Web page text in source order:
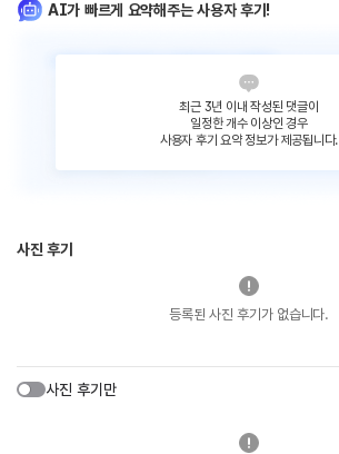
AI가 빠르게 요약해주는 사용자 후기!
최근 3년 이내 작성된 댓글이
일정한 개수 이상인 경우
사용자 후기 요약 정보가 제공됩니다.
사진 후기
등록된 사진 후기가 없습니다.
사진 후기만